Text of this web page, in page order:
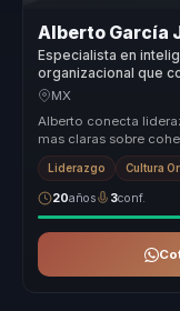
Alberto García
Especialista en
organizacional que
cohesion para
MX
Alberto conecta
mas claras sobre
organizaciones ...
Liderazgo Cultura
20años 3conf.